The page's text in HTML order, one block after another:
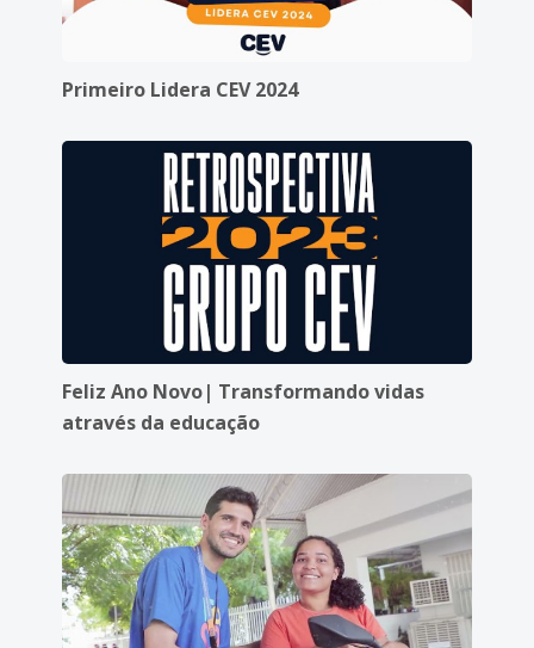
Primeiro Lidera CEV 2024
Feliz Ano Novo| Transformando vidas
através da educação